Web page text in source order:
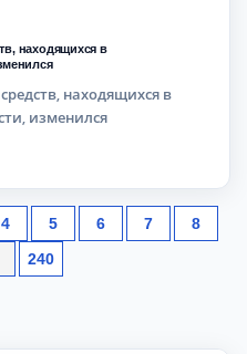
находящихся в
находящихся в
изменился
4 5 6 7
8
240